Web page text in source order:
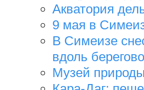
Акватория
9 мая в
В Симеизе
вдоль
Музей